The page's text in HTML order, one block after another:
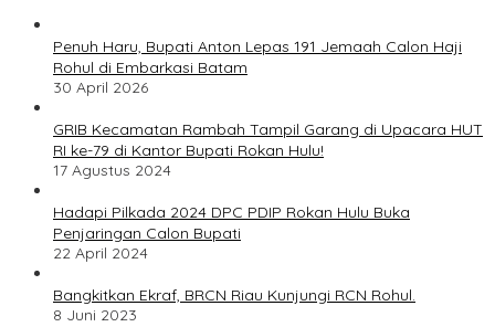
Penuh Haru, Bupati Anton Lepas 191 Jemaah Calon Haji
Rohul di Embarkasi Batam
30 April 2026
GRIB Kecamatan Rambah Tampil Garang di Upacara HUT
RI ke-79 di Kantor Bupati Rokan Hulu!
17 Agustus 2024
Hadapi Pilkada 2024 DPC PDIP Rokan Hulu Buka
Penjaringan Calon Bupati
22 April 2024
Bangkitkan Ekraf, BRCN Riau Kunjungi RCN Rohul.
8 Juni 2023